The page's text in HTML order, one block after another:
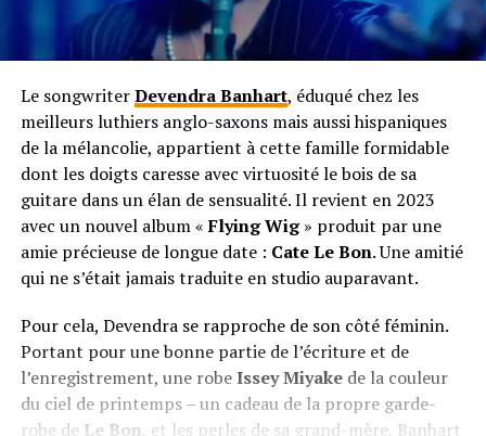
Le songwriterDevendra Banhart, éduqué chez les
meilleurs luthiers anglo-saxons mais aussi hispaniques
de la mélancolie, appartient à cette famille formidable
dont les doigts caresse avec virtuosité le bois de sa
guitare dans un élan de sensualité. Il revient en 2023
avec un nouvel album «Flying Wig» produit par une
amie précieuse de longue date : Cate Le Bon. Une amitié
qui ne s’était jamais traduite en studio auparavant.
Pour cela, Devendra se rapproche de son côté féminin.
Portant pour une bonne partie de l’écriture et de
l’enregistrement, une robeIssey Miyakede la couleur
du ciel de printemps – un cadeau de la propre garde-
robe de Le Bon, et les perles de sa grand-mère, Banhart